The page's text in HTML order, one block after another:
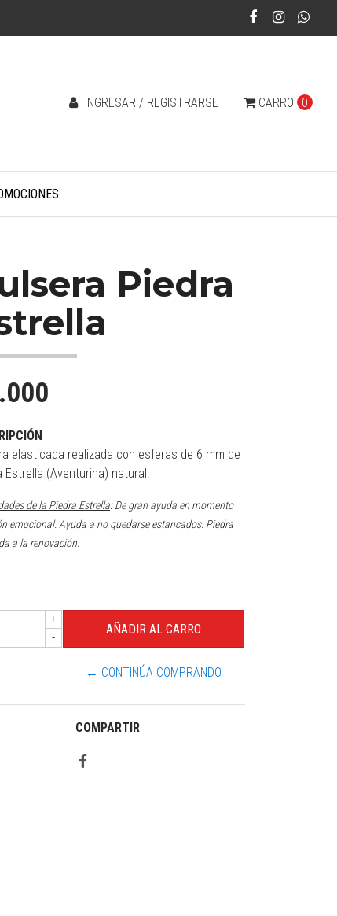
CARRO 0
INGRESAR / REGISTRARSE
Piedra
elasticada realizada con esferas de 6 mm de
Estrella (Aventurina) natural.
de la Piedra Estrella: De gran ayuda en momento
emocional. Ayuda a no quedarse estancados. Piedra
a la renovación.
+
-
← CONTINÚA COMPRANDO
COMPARTIR